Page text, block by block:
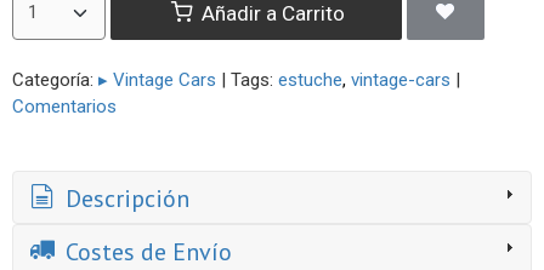
Añadir a Carrito
Categoría: ▸ Vintage Cars | Tags: estuche vintage-cars |
Comentarios
Descripción
Costes de Envío